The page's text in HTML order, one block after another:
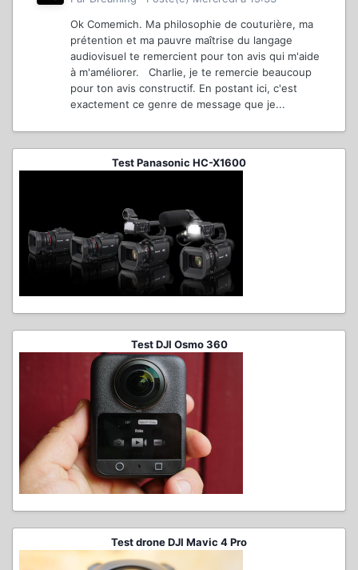
Ok Comemich. Ma philosophie de couturière, ma
prétention et ma pauvre maîtrise du langage
audiovisuel te remercient pour ton avis qui m'aide
à m'améliorer. Charlie, je te remercie beaucoup
pour ton avis constructif. En postant ici, c'est
exactement ce genre de message que je...
Test Panasonic HC-X1600
Test DJI Osmo 360
Test drone DJI Mavic 4 Pro